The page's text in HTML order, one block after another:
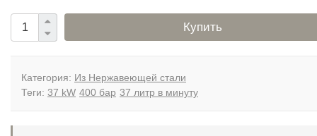
Купить
Категория: Из Нержавеющей стали
Теги: 37 kW 400 бар 37 литр в минуту